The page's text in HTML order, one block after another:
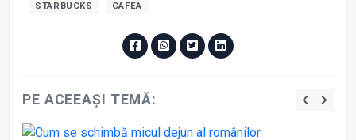
STARBUCKS
CAFEA
PE ACEEAȘI TEMĂ: